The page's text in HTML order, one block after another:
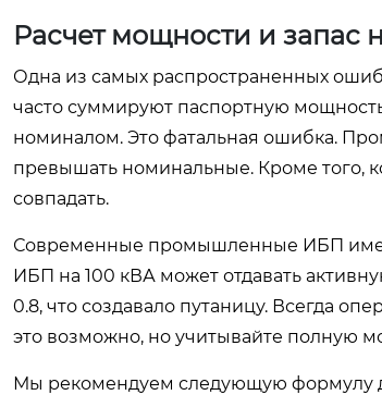
Расчет мощности и запас
Одна из самых распространенных
часто суммируют паспортную
номиналом. Это фатальная ошибка.
превышать номинальные. Кроме того,
совпадать.
Современные промышленные ИБП
ИБП на 100 кВА может отдавать
0.8, что создавало путаницу. Всегда
это возможно, но учитывайте полную
Мы рекомендуем следующую формулу